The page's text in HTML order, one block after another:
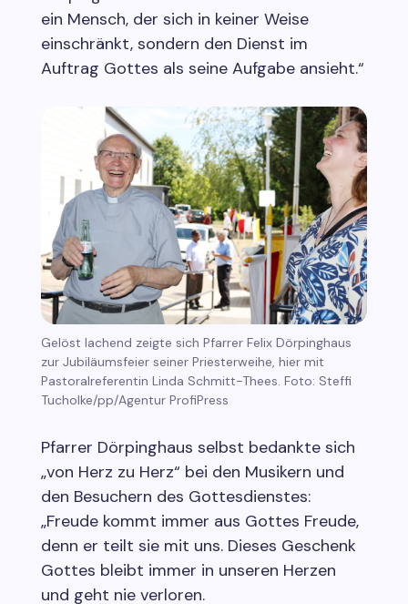
ein Mensch, der sich in keiner Weise
einschränkt, sondern den Dienst im
Auftrag Gottes als seine Aufgabe ansieht.“
Gelöst lachend zeigte sich Pfarrer Felix Dörpinghaus
zur Jubiläumsfeier seiner Priesterweihe, hier mit
Pastoralreferentin Linda Schmitt-Thees. Foto: Steffi
Tucholke/pp/Agentur ProfiPress
Pfarrer Dörpinghaus selbst bedankte sich
„von Herz zu Herz“ bei den Musikern und
den Besuchern des Gottesdienstes:
„Freude kommt immer aus Gottes Freude,
denn er teilt sie mit uns. Dieses Geschenk
Gottes bleibt immer in unseren Herzen
und geht nie verloren.